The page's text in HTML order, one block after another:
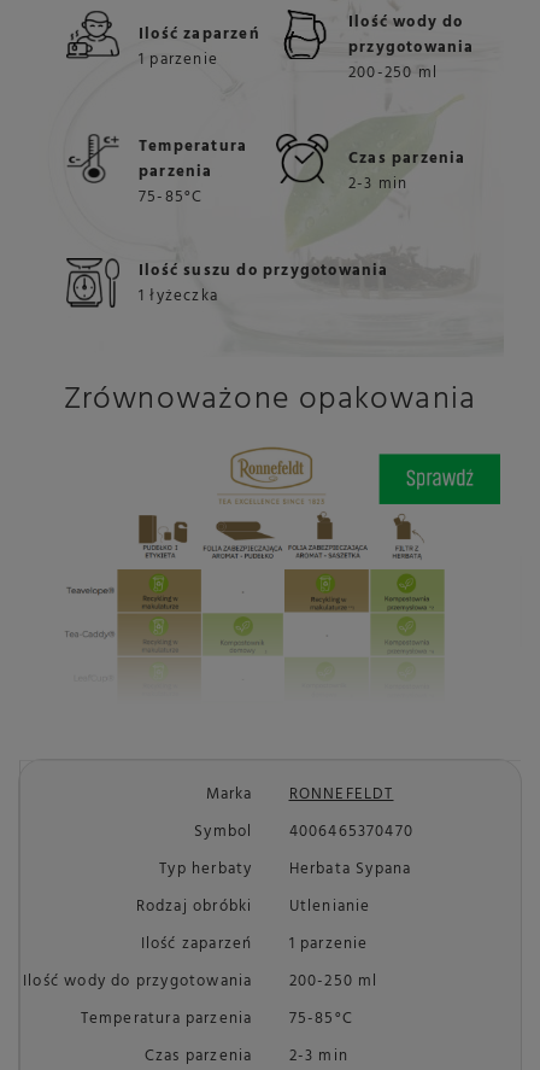
Ilość zaparzeń
1 parzenie
Ilość wody do
przygotowania
200-250 ml
Temperatura
parzenia
75-85°C
Czas parzenia
2-3 min
Ilość suszu do przygotowania
1 łyżeczka
Zrównoważone opakowania
Marka
RONNEFELDT
Symbol
4006465370470
Typ herbaty
Herbata Sypana
Rodzaj obróbki
Utlenianie
Ilość zaparzeń
1 parzenie
Ilość wody do przygotowania
200-250 ml
Temperatura parzenia
75-85°C
Czas parzenia
2-3 min